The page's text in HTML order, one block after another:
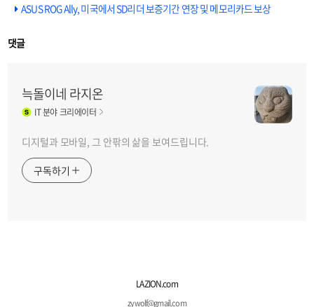
ASUS ROG Ally, 미국에서 SD리더 보증기간 연장 및 메모리카드 보상
댓글
늑돌이네 라지온
IT분야 크리에이터
디지털과 모바일, 그 안팎의 삶을 보여드립니다.
구독하기
LAZION.com
zywolf@gmail.com